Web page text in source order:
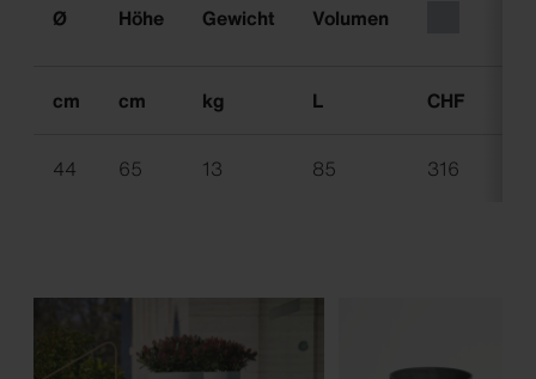
Ø Höhe Gewicht Volumen
cm cm kg L CHF
44 65 13 85 316